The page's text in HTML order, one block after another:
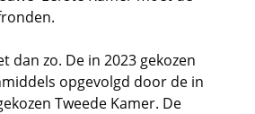
dan zo. De in 2023 gekozen
opgevolgd door de in
Tweede Kamer. De